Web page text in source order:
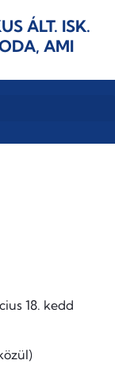
ÁLT. ISK.
AMI
18. kedd